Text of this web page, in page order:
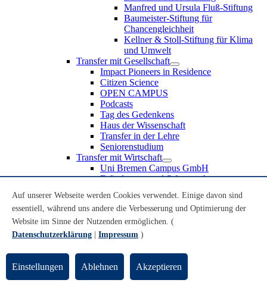
Manfred und Ursula Fluß-Stiftung
Baumeister-Stiftung für
Chancengleichheit
Kellner & Stoll-Stiftung für Klima
und Umwelt
Transfer mit Gesellschaft
Impact Pioneers in Residence
Citizen Science
OPEN CAMPUS
Podcasts
Tag des Gedenkens
Haus der Wissenschaft
Transfer in der Lehre
Seniorenstudium
Transfer mit Wirtschaft
Uni Bremen Campus GmbH
Erfindungen und Schutzrechte
Recruiting an der Universität Bremen
Weiterbildung an der Universität Bremen
Transfer mit Schule
Schülerinnen und Schüler
Schulklassen
Lehrkräfte
Gründungsunterstützung
Auf unserer Webseite werden Cookies verwendet. Einige davon sind
essentiell, während uns andere die Verbesserung und Optimierung der
Website im Sinne der Nutzenden ermöglichen. (
Datenschutzerklärung
Impressum )
Einstellungen Ablehnen Akzeptieren